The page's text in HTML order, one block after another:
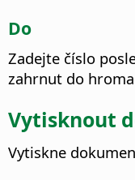
Do
Zadejte číslo
zahrnut do
Vytisknout
Vytiskne